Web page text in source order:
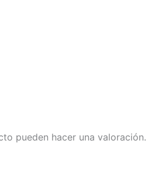
pueden hacer una valoración.